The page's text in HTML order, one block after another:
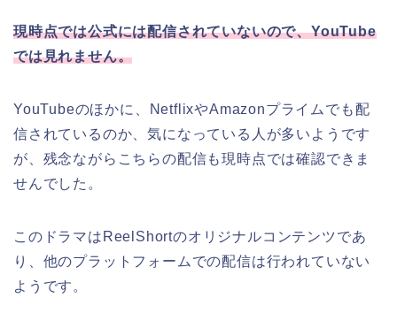
現時点では公式には配信されていないので、YouTube
では見れません。
YouTubeのほかに、NetflixやAmazonプライムでも配
信されているのか、気になっている人が多いようです
が、残念ながらこちらの配信も現時点では確認できま
せんでした。
このドラマはReelShortのオリジナルコンテンツであ
り、他のプラットフォームでの配信は行われていない
ようです。